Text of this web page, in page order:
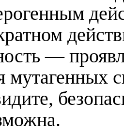
—
мутагенных